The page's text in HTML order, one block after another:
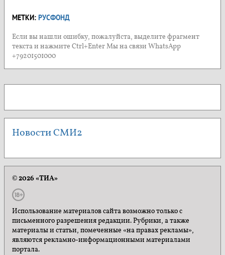
МЕТКИ: РУСФОНД
Если вы нашли ошибку, пожалуйста, выделите фрагмент
текста и нажмите Ctrl+Enter Мы на связи WhatsApp
+79201501000
Новости СМИ2
© 2026 «ТИА»
Использование материалов сайта возможно только с
письменного разрешения редакции. Рубрики, а также
материалы и статьи, помеченные «на правах рекламы»,
являются рекламно-информационными материалами
портала.